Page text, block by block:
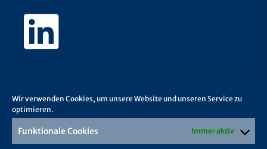
Wir verwenden Cookies, um unsere Website und unseren Service zu
optimieren.
Funktionale Cookies Immer aktiv